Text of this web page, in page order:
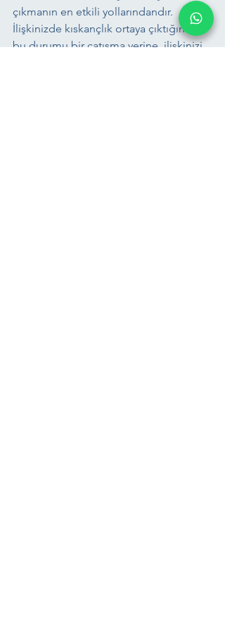
çıkmanın en etkili yollarındandır.
İlişkinizde kıskançlık ortaya çıktığında,
bu durumu bir çatışma yerine, ilişkinizi